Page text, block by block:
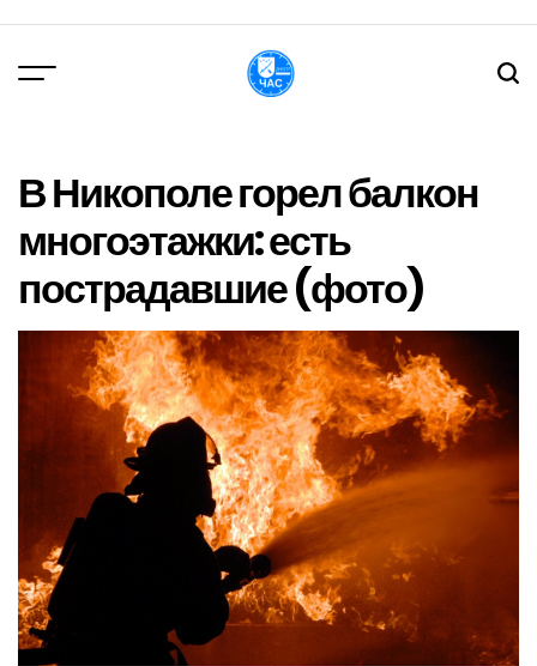
вмісту
В Никополе горел балкон
многоэтажки: есть
пострадавшие (фото)